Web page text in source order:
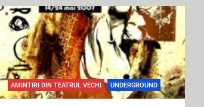
AMINTIRI DIN TEATRUL VECHI UNDERGROUND